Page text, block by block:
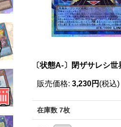
〔状態A-〕閉ザサレシ
販売価格: 3,230円 (税込)
在庫数 7枚